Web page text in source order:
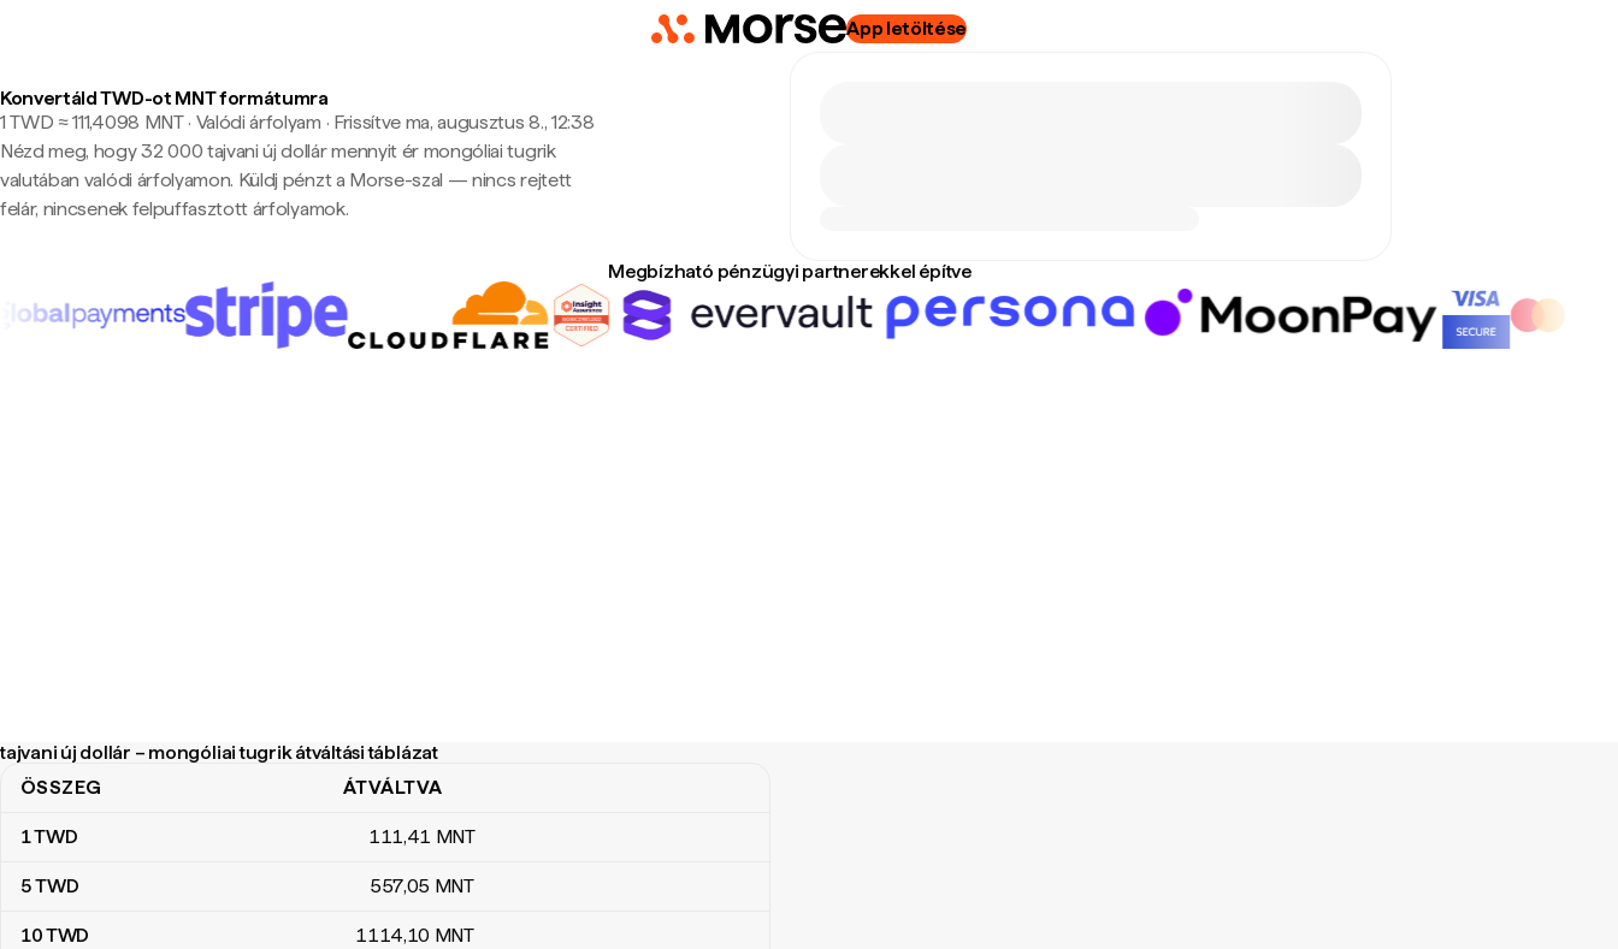
App letöltése
Konvertáld TWD-ot MNT formátumra
1 TWD ≈ 111,4098 MNT · Valódi árfolyam · Frissítve ma, augusztus 8., 12:38
Nézd meg, hogy 32 000 tajvani új dollár mennyit ér mongóliai tugrik
valutában valódi árfolyamon. Küldj pénzt a Morse-szal — nincs rejtett
felár, nincsenek felpuffasztott árfolyamok.
Megbízható pénzügyi partnerekkel építve
tajvani új dollár – mongóliai tugrik átváltási táblázat
tajvani új dollár – mongóliai tugrik átváltási táblázat
ÖSSZEG ÁTVÁLTVA
1TWD 111,41 MNT
5TWD 557,05 MNT
10TWD 1114,10 MNT